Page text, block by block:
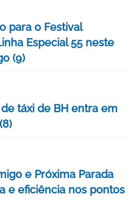
para o Festival
Especial 55 neste
(9)
táxi de BH entra em
e Próxima Parada
e eficiência nos pontos